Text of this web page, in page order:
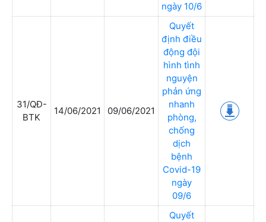
ngày 10/6
31/QĐ-
BTK
14/06/2021 09/06/2021
Quyết
định điều
động đội
hình tình
nguyện
phản ứng
nhanh
phòng,
chống
dịch
bệnh
Covid-19
ngày
09/6
Quyết